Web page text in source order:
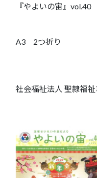
『やよいの宙』vol.40
A3 2つ折り
社会福祉法人 聖隷福